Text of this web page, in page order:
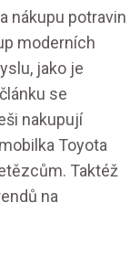
nákupu potravin
moderních
jako je
se
nakupují
Toyota
Taktéž
na